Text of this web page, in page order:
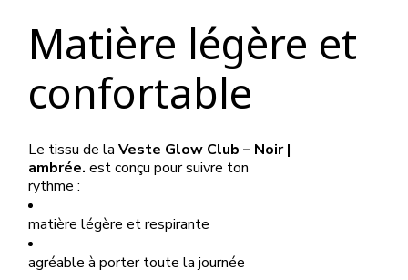
Matière légère et
confortable
Le tissu de laVeste Glow Club – Noir |
ambrée. est conçu pour suivre ton
rythme :
matière légère et respirante
agréable à porter toute la journée